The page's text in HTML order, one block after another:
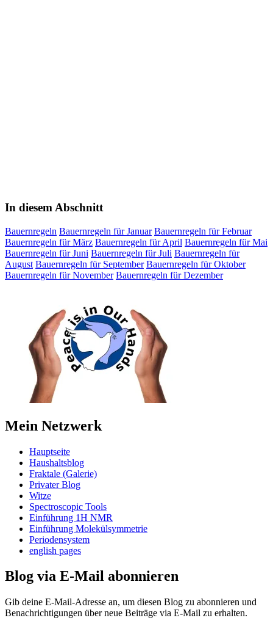
In diesem Abschnitt
Bauernregeln Bauernregeln für Januar Bauernregeln für Februar
Bauernregeln für März Bauernregeln für April Bauernregeln für Mai
Bauernregeln für Juni Bauernregeln für Juli Bauernregeln für
August Bauernregeln für September Bauernregeln für Oktober
Bauernregeln für November Bauernregeln für Dezember
Mein Netzwerk
Hauptseite
Haushaltsblog
Fraktale (Galerie)
Privater Blog
Witze
Spectroscopic Tools
Einführung 1H NMR
Einführung Molekülsymmetrie
Periodensystem
english pages
Blog via E-Mail abonnieren
Gib deine E-Mail-Adresse an, um diesen Blog zu abonnieren und
Benachrichtigungen über neue Beiträge via E-Mail zu erhalten.